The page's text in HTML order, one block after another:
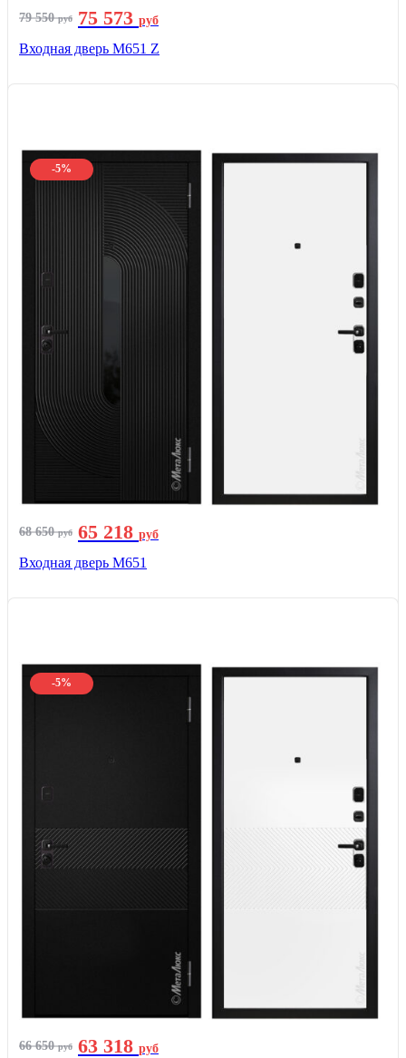
79 550руб 75 573 руб
Входная дверь М651 Z
-5%
68 650руб 65 218 руб
Входная дверь М651
-5%
66 650руб 63 318 руб